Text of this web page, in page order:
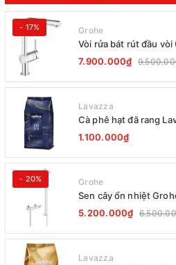
- 17% Grohe
Vòi rửa bát rút đầu
7.900.000₫
Lavazza
Cà phê hạt đã rang
Super Crema 1000g
1.100.000₫
- 20% Grohe
Sen cây ổn nhiệt
5.200.000₫
Lavazza